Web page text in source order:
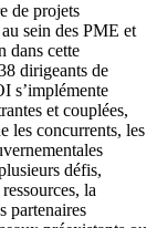
de projets
sein des PME et
dans cette
dirigeants de
s’implémente
et couplées,
les concurrents, les
défis,
la
partenaires